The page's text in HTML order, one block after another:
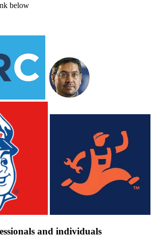
below
and individuals